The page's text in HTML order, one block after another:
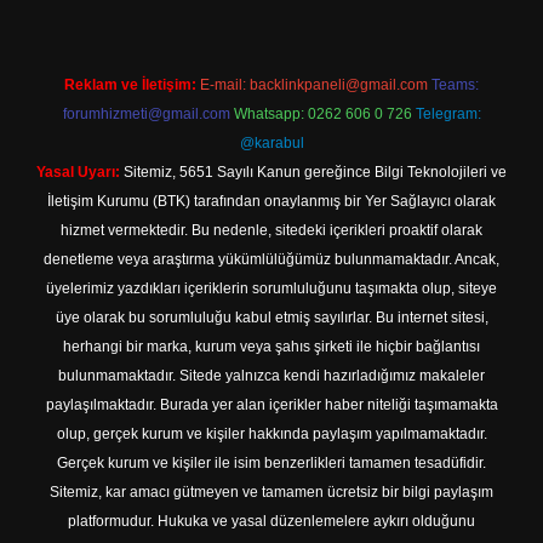
Reklam ve İletişim: E-mail: backlinkpaneli@gmail.com Teams:
forumhizmeti@gmail.com Whatsapp: 0262 606 0 726 Telegram:
@karabul
Yasal Uyarı: Sitemiz, 5651 Sayılı Kanun gereğince Bilgi Teknolojileri ve
İletişim Kurumu (BTK) tarafından onaylanmış bir Yer Sağlayıcı olarak
hizmet vermektedir. Bu nedenle, sitedeki içerikleri proaktif olarak
denetleme veya araştırma yükümlülüğümüz bulunmamaktadır. Ancak,
üyelerimiz yazdıkları içeriklerin sorumluluğunu taşımakta olup, siteye
üye olarak bu sorumluluğu kabul etmiş sayılırlar. Bu internet sitesi,
herhangi bir marka, kurum veya şahıs şirketi ile hiçbir bağlantısı
bulunmamaktadır. Sitede yalnızca kendi hazırladığımız makaleler
paylaşılmaktadır. Burada yer alan içerikler haber niteliği taşımamakta
olup, gerçek kurum ve kişiler hakkında paylaşım yapılmamaktadır.
Gerçek kurum ve kişiler ile isim benzerlikleri tamamen tesadüfidir.
Sitemiz, kar amacı gütmeyen ve tamamen ücretsiz bir bilgi paylaşım
platformudur. Hukuka ve yasal düzenlemelere aykırı olduğunu